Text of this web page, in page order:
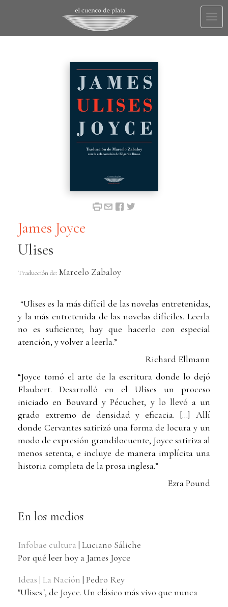
James Joyce
Ulises
Traducción de: Marcelo Zabaloy
“Ulises es la más difícil de las novelas entretenidas,
y la más entretenida de las novelas difíciles. Leerla
no es suficiente; hay que hacerlo con especial
atención, y volver a leerla.”
Richard Ellmann
“Joyce tomó el arte de la escritura donde lo dejó
Flaubert. Desarrolló en el Ulises un proceso
iniciado en Bouvard y Pécuchet, y lo llevó a un
grado extremo de densidad y eficacia. […] Allí
donde Cervantes satirizó una forma de locura y un
modo de expresión grandilocuente, Joyce satiriza al
menos setenta, e incluye de manera implícita una
historia completa de la prosa inglesa.”
Ezra Pound
En los medios
Infobae cultura | Luciano Sáliche
Por qué leer hoy a James Joyce
Ideas | La Nación | Pedro Rey
"Ulises", de Joyce. Un clásico más vivo que nunca